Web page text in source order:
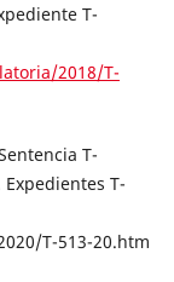
T-
2018/T-
T-
Expedientes T-
T-513-20.htm